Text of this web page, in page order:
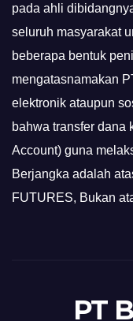
pada ahli
seluruh masyarakat
beberapa bentuk
mengatasnamakan
elektronik ataupun
bahwa transfer dana
Account) guna
Berjangka adalah
FUTURES, Bukan
PT